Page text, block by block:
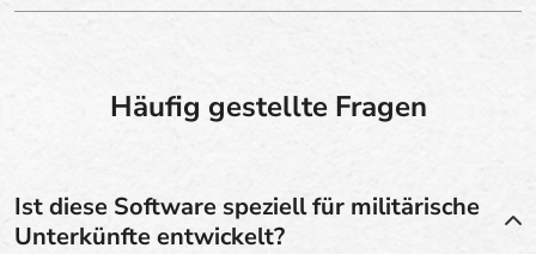
Häufig gestellte Fragen
Ist diese Software speziell für militärische
Unterkünfte entwickelt?